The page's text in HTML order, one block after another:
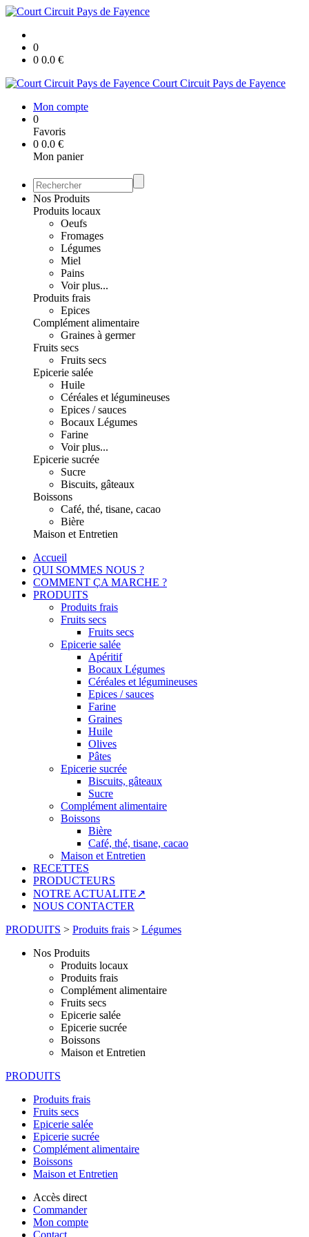
0
0 0.0 €
Court Circuit Pays de Fayence
Mon compte
0
Favoris
0 0.0 €
Mon panier
Nos Produits
Produits locaux
Oeufs
Fromages
Légumes
Miel
Pains
Voir plus...
Produits frais
Epices
Complément alimentaire
Graines à germer
Fruits secs
Fruits secs
Epicerie salée
Huile
Céréales et légumineuses
Epices / sauces
Bocaux Légumes
Farine
Voir plus...
Epicerie sucrée
Sucre
Biscuits, gâteaux
Boissons
Café, thé, tisane, cacao
Bière
Maison et Entretien
Accueil
QUI SOMMES NOUS ?
COMMENT ÇA MARCHE ?
PRODUITS
Produits frais
Fruits secs
Fruits secs
Epicerie salée
Apéritif
Bocaux Légumes
Céréales et légumineuses
Epices / sauces
Farine
Graines
Huile
Olives
Pâtes
Epicerie sucrée
Biscuits, gâteaux
Sucre
Complément alimentaire
Boissons
Bière
Café, thé, tisane, cacao
Maison et Entretien
RECETTES
PRODUCTEURS
NOTRE ACTUALITE↗
NOUS CONTACTER
PRODUITS > Produits frais > Légumes
Nos Produits
Produits locaux
Produits frais
Complément alimentaire
Fruits secs
Epicerie salée
Epicerie sucrée
Boissons
Maison et Entretien
PRODUITS
Produits frais
Fruits secs
Epicerie salée
Epicerie sucrée
Complément alimentaire
Boissons
Maison et Entretien
Accès direct
Commander
Mon compte
Contact